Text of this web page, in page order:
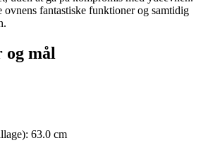
fantastiske funktioner og samtidig
og mål
63.0 cm